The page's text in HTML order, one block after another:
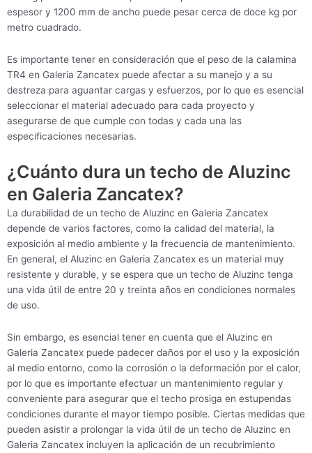
espesor y 1200 mm de ancho puede pesar cerca de doce kg por
metro cuadrado.
Es importante tener en consideración que el peso de la calamina
TR4 en Galeria Zancatex puede afectar a su manejo y a su
destreza para aguantar cargas y esfuerzos, por lo que es esencial
seleccionar el material adecuado para cada proyecto y
asegurarse de que cumple con todas y cada una las
especificaciones necesarias.
¿Cuánto dura un techo de Aluzinc
en Galeria Zancatex?
La durabilidad de un techo de Aluzinc en Galeria Zancatex
depende de varios factores, como la calidad del material, la
exposición al medio ambiente y la frecuencia de mantenimiento.
En general, el Aluzinc en Galeria Zancatex es un material muy
resistente y durable, y se espera que un techo de Aluzinc tenga
una vida útil de entre 20 y treinta años en condiciones normales
de uso.
Sin embargo, es esencial tener en cuenta que el Aluzinc en
Galeria Zancatex puede padecer daños por el uso y la exposición
al medio entorno, como la corrosión o la deformación por el calor,
por lo que es importante efectuar un mantenimiento regular y
conveniente para asegurar que el techo prosiga en estupendas
condiciones durante el mayor tiempo posible. Ciertas medidas que
pueden asistir a prolongar la vida útil de un techo de Aluzinc en
Galeria Zancatex incluyen la aplicación de un recubrimiento